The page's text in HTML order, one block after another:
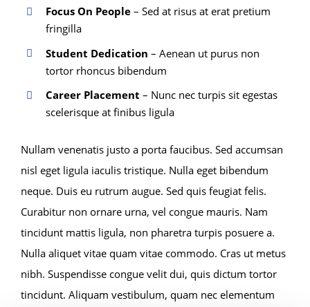
Focus On People – Sed at risus at erat pretium
fringilla
Student Dedication – Aenean ut purus non
tortor rhoncus bibendum
Career Placement – Nunc nec turpis sit egestas
scelerisque at finibus ligula
Nullam venenatis justo a porta faucibus. Sed accumsan
nisl eget ligula iaculis tristique. Nulla eget bibendum
neque. Duis eu rutrum augue. Sed quis feugiat felis.
Curabitur non ornare urna, vel congue mauris. Nam
tincidunt mattis ligula, non pharetra turpis posuere a.
Nulla aliquet vitae quam vitae commodo. Cras ut metus
nibh. Suspendisse congue velit dui, quis dictum tortor
tincidunt. Aliquam vestibulum, quam nec elementum